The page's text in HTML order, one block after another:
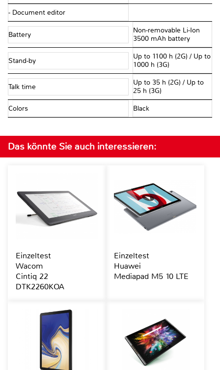
- Document editor
Battery
Non-removable Li-Ion
3500 mAh battery
Stand-by
Up to 1100 h (2G) / Up to
1000 h (3G)
Talk time
Up to 35 h (2G) / Up to
25 h (3G)
Colors Black
Das könnte Sie auch interessieren:
Einzeltest
Wacom
Cintiq 22
DTK2260KOA
Einzeltest
Huawei
Mediapad M5 10 LTE